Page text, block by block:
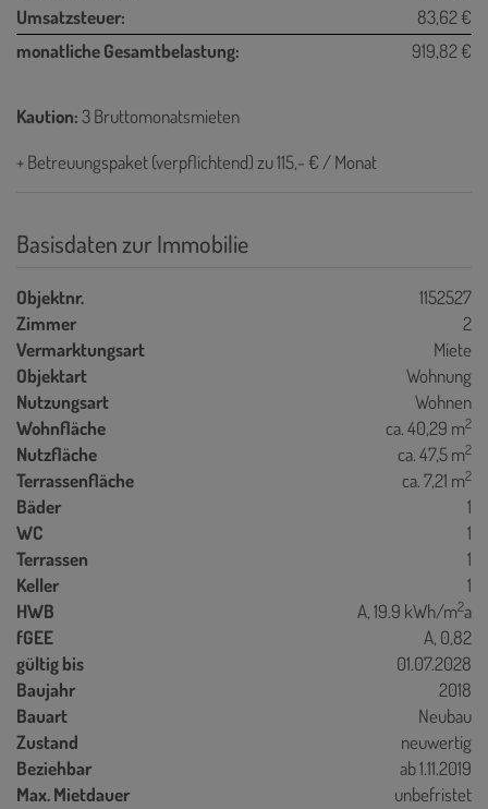
Umsatzsteuer:
83,62 €
monatliche Gesamtbelastung:
919,82 €
Kaution:3 Bruttomonatsmieten
+ Betreuungspaket (verpflichtend) zu 115,- € / Monat
Basisdaten zur Immobilie
Objektnr.
1152527
Zimmer
2
Vermarktungsart
Miete
Objektart
Wohnung
Nutzungsart
Wohnen
Wohnfläche
ca. 40,29 m2
Nutzfläche ca. 47,5 m2
Terrassenfläche ca. 7,21 m2
Bäder
1
WC
1
Terrassen
1
Keller
1
HWB
A, 19.9 kWh/m2a
fGEE
A, 0,82
gültig bis
01.07.2028
Baujahr
2018
Bauart
Neubau
Zustand
neuwertig
Beziehbar
ab 1.11.2019
Max. Mietdauer
unbefristet